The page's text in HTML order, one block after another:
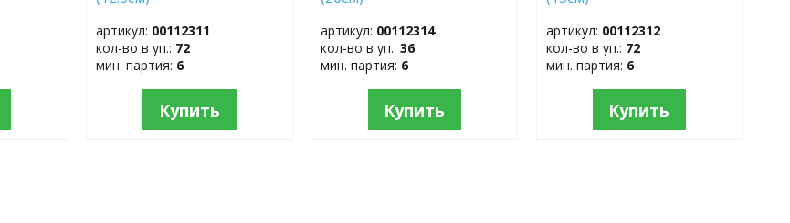
артикул: 00112311
кол-во в уп.: 72
мин. партия: 6
Купить
артикул: 00112314
кол-во в уп.:36
мин. партия: 6
Купить
артикул: 00112312
кол-во в уп.: 72
мин. партия: 6
Купить